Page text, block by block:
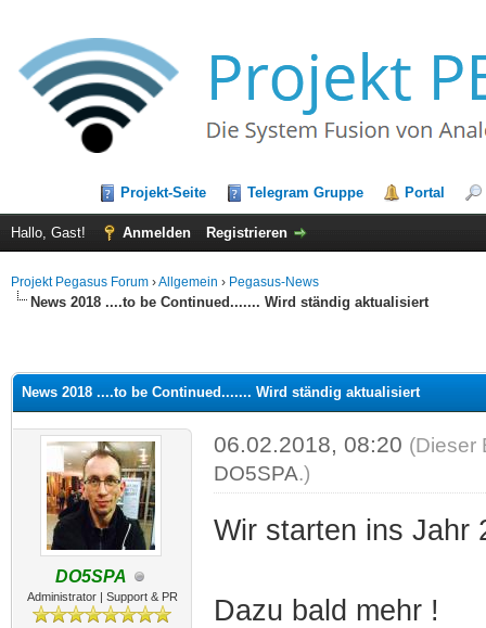
Projekt-Seite Telegram Gruppe Portal
Hallo, Gast! Anmelden Registrieren
Projekt Pegasus Forum ›Allgemein › Pegasus-News
News 2018 ....to be Continued....... Wird ständig aktualisiert
News 2018 ....to be Continued....... Wird ständig aktualisiert
DO5SPA
Administrator | Support & PR
06.02.2018, 08:20 (Dieser
DO5SPA.)
Wir starten ins Jahr
Dazu bald mehr !